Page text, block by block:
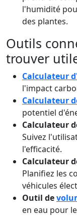
l'humidité
des plantes.
Outils
trouver
Calculateur
l'impact
Calculateur
potentiel
Calculateur
Suivez
l'efficacité.
Calculateur
Planifiez les
véhicules
Outil de
en eau pour